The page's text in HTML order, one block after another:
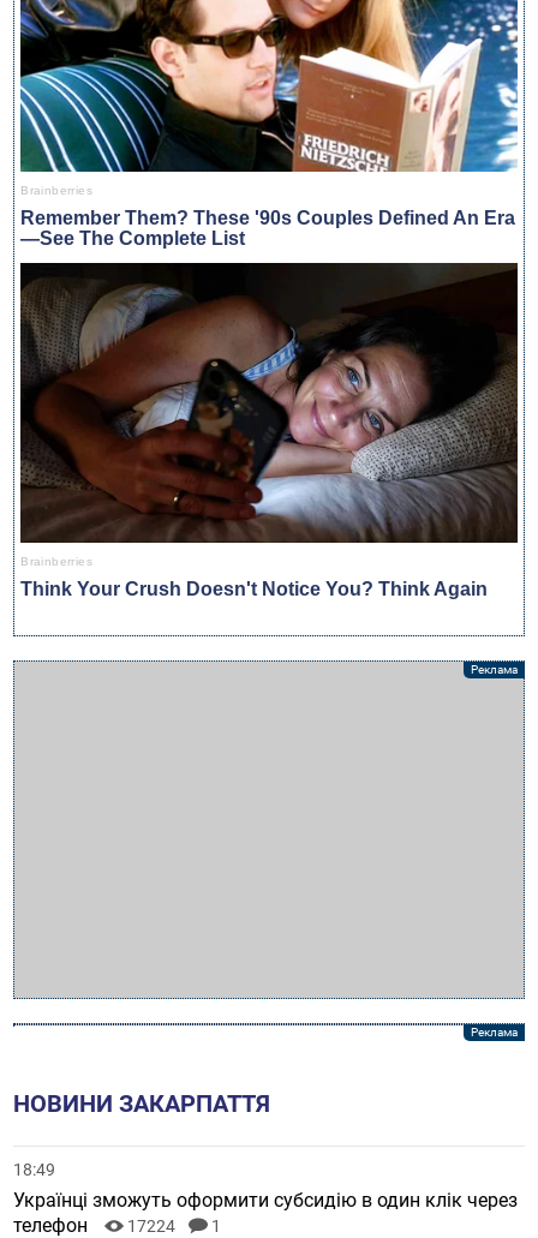
НОВИНИ ЗАКАРПАТТЯ
18:49
Українці зможуть оформити субсидію в один клік через
телефон
17224 1